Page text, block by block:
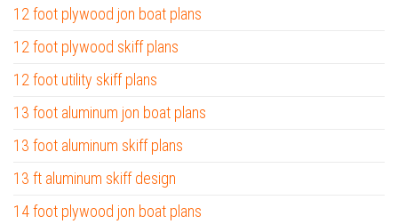
12 foot plywood jon boat plans
12 foot plywood skiff plans
12 foot utility skiff plans
13 foot aluminum jon boat plans
13 foot aluminum skiff plans
13 ft aluminum skiff design
14 foot plywood jon boat plans